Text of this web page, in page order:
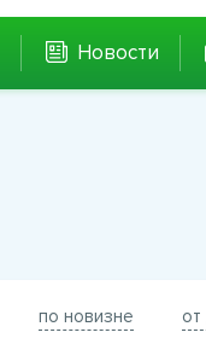
Новости
по новизне